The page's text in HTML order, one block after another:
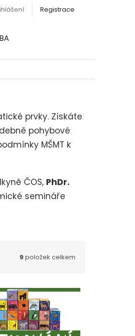
Registrace
prvky. Získáte
pohybové
MŠMT k
ČOS, PhDr.
semináře
9 položek celkem